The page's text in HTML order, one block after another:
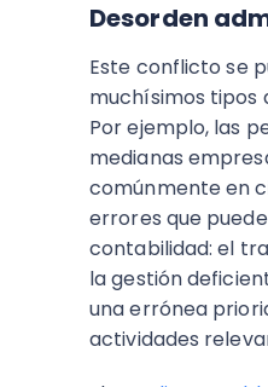
Desorden
Este conflicto se
muchísimos tipos
Por ejemplo, las
medianas
comúnmente en
errores que
contabilidad: el
la gestión
una errónea
actividades